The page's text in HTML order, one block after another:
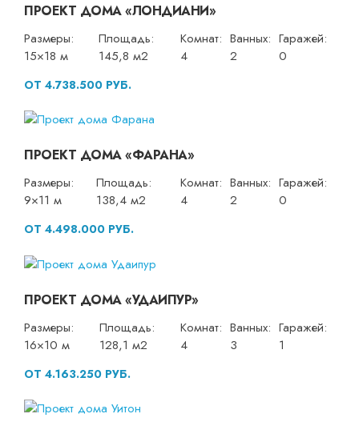
ПРОЕКТ ДОМА «ЛОНДИАНИ»
Размеры:
15×18 м
Площадь:
145,8 м2
Комнат:
4
Ванных:
2
Гаражей:
0
ОТ 4.738.500 РУБ.
ПРОЕКТ ДОМА «ФАРАНА»
Размеры:
9×11 м
Площадь:
138,4 м2
Комнат:
4
Ванных:
2
Гаражей:
0
ОТ 4.498.000 РУБ.
ПРОЕКТ ДОМА «УДАИПУР»
Размеры:
16×10 м
Площадь:
128,1 м2
Комнат:
4
Ванных:
3
Гаражей:
1
ОТ 4.163.250 РУБ.